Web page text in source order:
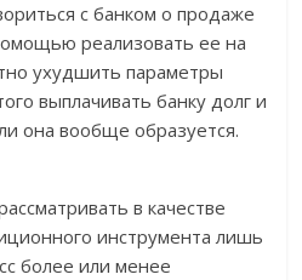
с банком о продаже
реализовать ее на
ухудшить параметры
выплачивать банку долг и
она вообще образуется.
в качестве
инструмента лишь
более или менее